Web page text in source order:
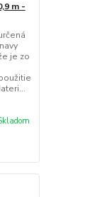
m -
je zo